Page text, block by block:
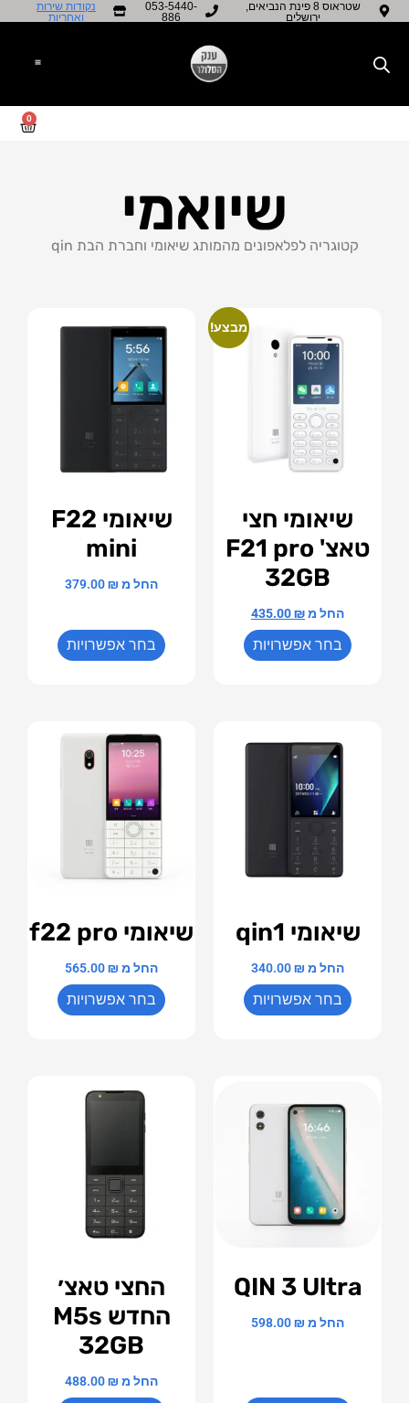
שטראוס 8 פינת הנביאים,
ירושלים
053-5440-
886
נקודות שירות
ואחריות​
0
שיואמי
קטוגריה לפלאפונים מהמותג שיאומי וחברת הבת qin
מבצע!
שיאומי חצי
טאצ' F21 pro
32GB
החל מ 435.00₪
בחר אפשרויות
שיאומי F22
mini
החל מ 379.00₪
בחר אפשרויות
שיאומי qin1
החל מ 340.00₪
בחר אפשרויות
שיאומי f22 pro
החל מ 565.00₪
בחר אפשרויות
QIN 3 Ultra
החל מ 598.00₪
החצי טאצ׳
החדש M5s
32GB
החל מ 488.00₪